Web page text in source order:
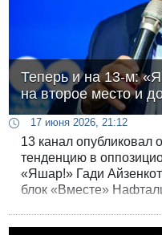
Теперь и на 13-м:
на второе место и
17 июня 2026, 21:12
13 канал опубликовал
тенденцию в
«Яшар!» Гади
блок «Вместе»